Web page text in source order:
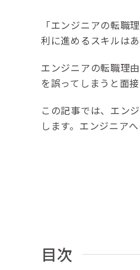
「エンジニアの転職
利に進めるスキルは
エンジニアの転職理
を誤ってしまうと面
この記事では、エン
します。エンジニア
目次